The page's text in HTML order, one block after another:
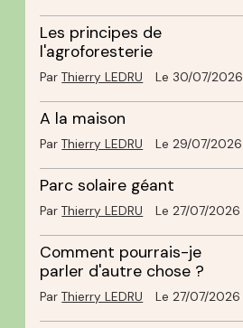
Les principes de
l'agroforesterie
ParThierry LEDRU Le 30/07/2026
A la maison
ParThierry LEDRU Le 29/07/2026
Parc solaire géant
ParThierry LEDRU Le 27/07/2026
Comment pourrais-je
parler d'autre chose ?
ParThierry LEDRU Le 27/07/2026